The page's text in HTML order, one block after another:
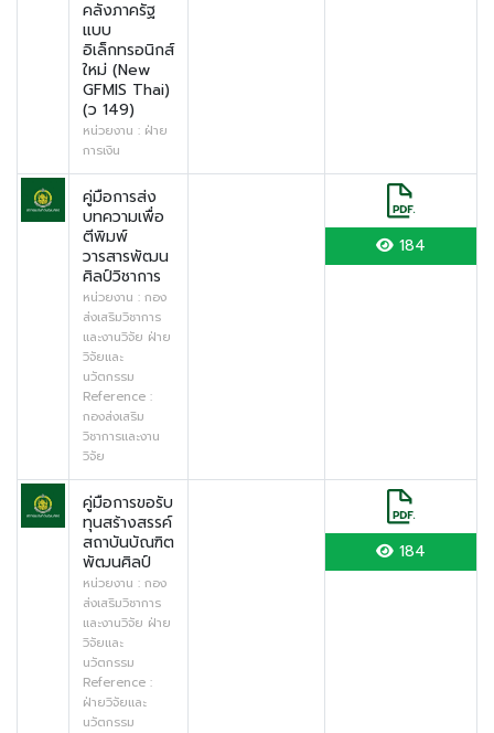
คลังภาครัฐ
แบบ
อิเล็กทรอนิกส์
ใหม่ (New
GFMIS Thai)
(ว 149)
หน่วยงาน : ฝ่าย
การเงิน
คู่มือการส่ง
บทความเพื่อ
ตีพิมพ์
วารสารพัฒน
ศิลป์วิชาการ
หน่วยงาน : กอง
ส่งเสริมวิชาการ
และงานวิจัย ฝ่าย
วิจัยและ
นวัตกรรม
Reference :
กองส่งเสริม
วิชาการและงาน
วิจัย
184
คู่มือการขอรับ
ทุนสร้างสรรค์
สถาบันบัณฑิต
พัฒนศิลป์
หน่วยงาน : กอง
ส่งเสริมวิชาการ
และงานวิจัย ฝ่าย
วิจัยและ
นวัตกรรม
Reference :
ฝ่ายวิจัยและ
นวัตกรรม
184